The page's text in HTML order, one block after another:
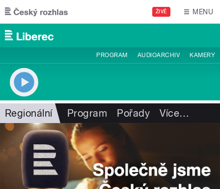
Přejít k hlavnímu obsahu
ŽIVĚ MENU
PROGRAM AUDIOARCHIV KAMERY
Regionální Program Pořady Více…